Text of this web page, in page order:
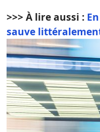
>>> À lire aussi :
sauve